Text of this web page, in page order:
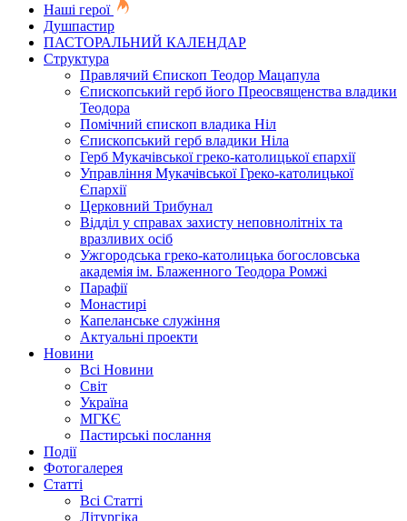
Наші герої
Душпастир
ПАСТОРАЛЬНИЙ КАЛЕНДАР
Структура
Правлячий Єпископ Теодор Мацапула
Єпископський герб його Преосвященства владики
Теодора
Помічний єпископ владика Ніл
Єпископський герб владики Ніла
Герб Мукачівської греко-католицької єпархії
Управління Мукачівської Греко-католицької
Єпархії
Церковний Трибунал
Відділ у справах захисту неповнолітніх та
вразливих осіб
Ужгородська греко-католицька богословська
академія ім. Блаженного Теодора Ромжі
Парафії
Монастирі
Капеланське служіння
Актуальні проекти
Новини
Всі Новини
Світ
Україна
МГКЄ
Пастирські послання
Події
Фотогалерея
Статті
Всі Статті
Літургіка